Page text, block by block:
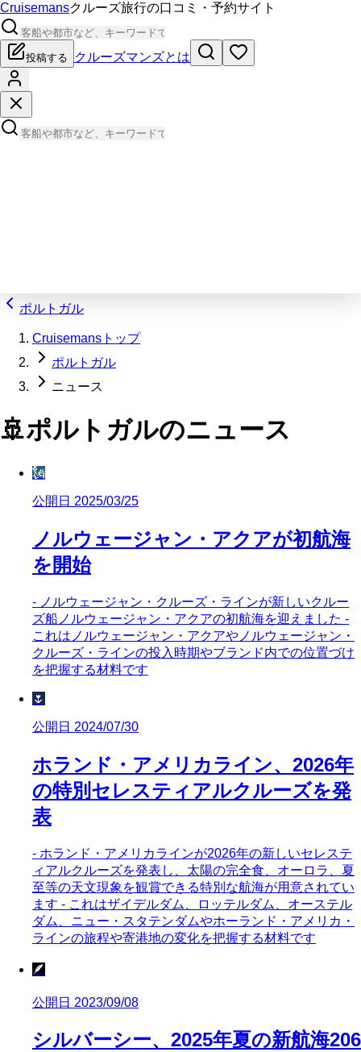
Cruisemansクルーズ旅行の口コミ・予約サイト
投稿する クルーズマンズとは
ポルトガル
Cruisemansトップ
ポルトガル
ニュース
🚢ポルトガルのニュース
🗽
公開日 2025/03/25
ノルウェージャン・アクアが初航海
を開始
- ノルウェージャン・クルーズ・ラインが新しいクルー
ズ船ノルウェージャン・アクアの初航海を迎えました -
これはノルウェージャン・アクアやノルウェージャン・
クルーズ・ラインの投入時期やブランド内での位置づけ
を把握する材料です
🌷
公開日 2024/07/30
ホランド・アメリカライン、2026年
の特別セレスティアルクルーズを発
表
- ホランド・アメリカラインが2026年の新しいセレステ
ィアルクルーズを発表し、太陽の完全食、オーロラ、夏
至等の天文現象を観賞できる特別な航海が用意されてい
ます - これはザイデルダム、ロッテルダム、オーステル
ダム、ニュー・スタテンダムやホーランド・アメリカ・
ラインの旅程や寄港地の変化を把握する材料です
🪶
公開日 2023/09/08
シルバーシー、2025年夏の新航海206